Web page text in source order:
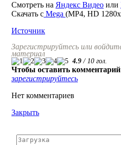
Смотреть на Яндекс Видео или
Скачать с Mega (MP4, HD
Источник
Зарегистрируйтесь или
материал
4.9 / 10 гол.
Чтобы оставить комментарий
зарегистрируйтесь
Нет комментариев
Закрыть